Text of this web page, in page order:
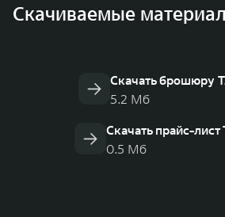
Скачиваемые
Скачать брошюру
5.2 Мб
Скачать прайс-
0.5 Мб